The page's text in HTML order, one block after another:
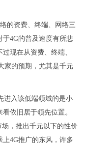
的资费、终端、网络三
4G的普及速度有所悲
现在从资费、终端、
家的预期，尤其是千元
进入该低端领域的是小
依旧居于领先位置。
，推出千元以下的性价
4G推广的东风，许多